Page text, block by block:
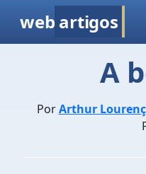
web artigos
A
PorArthur